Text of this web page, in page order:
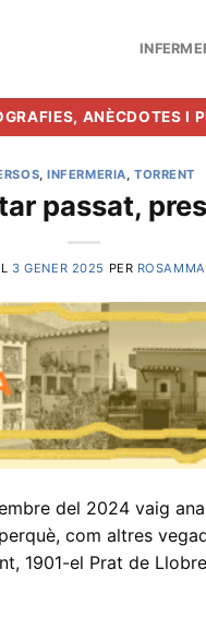
ANÈCDOTES I
,INFERMERIA, TORRENT
passat,
3 GENER 2025 PER
del 2024 vaig
com altres
1901-el Prat de